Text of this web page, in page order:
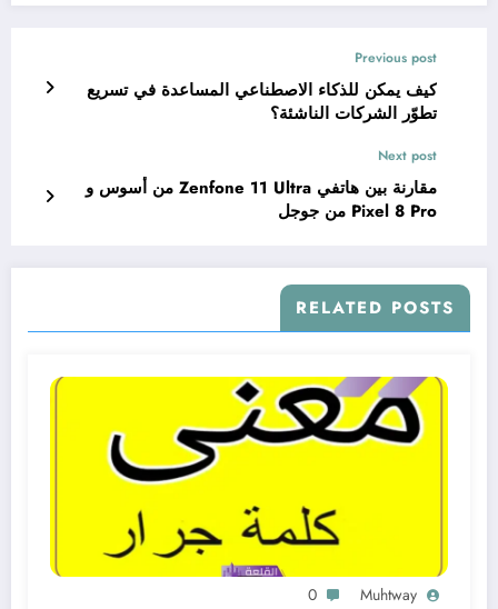
Previous post
كيف يمكن للذكاء الاصطناعي المساعدة في تسريع
تطوّر الشركات الناشئة؟
Next post
مقارنة بين هاتفي Zenfone 11 Ultra من أسوس و
Pixel 8 Pro من جوجل
RELATED POSTS
Muhtway
0